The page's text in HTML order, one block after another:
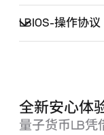
LBIOS‑操作协议
全新安心体
量子货币LB凭